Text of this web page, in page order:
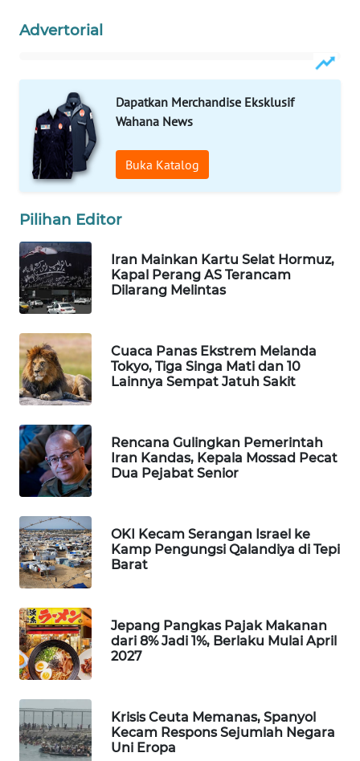
Advertorial
Dapatkan Merchandise Eksklusif
Wahana News
Buka Katalog
Pilihan Editor
Iran Mainkan Kartu Selat Hormuz,
Kapal Perang AS Terancam
Dilarang Melintas
Cuaca Panas Ekstrem Melanda
Tokyo, Tiga Singa Mati dan 10
Lainnya Sempat Jatuh Sakit
Rencana Gulingkan Pemerintah
Iran Kandas, Kepala Mossad Pecat
Dua Pejabat Senior
OKI Kecam Serangan Israel ke
Kamp Pengungsi Qalandiya di Tepi
Barat
Jepang Pangkas Pajak Makanan
dari 8% Jadi 1%, Berlaku Mulai April
2027
Krisis Ceuta Memanas, Spanyol
Kecam Respons Sejumlah Negara
Uni Eropa
SPORT
WAHANA
UMKM
WAHANA
WAHANA
PERSONA
WAHANA
OTOMOTIF
WAHANA
HEALTH
DESA
WISATA
LAPAK
Wahana
Network
KONSUMEN
LISTRIK
MASYARAKAT
WALINKI
ID